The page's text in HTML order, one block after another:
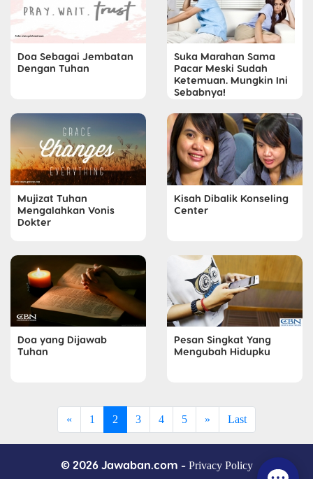
Doa Sebagai Jembatan
Dengan Tuhan
Suka Marahan Sama
Pacar Meski Sudah
Ketemuan. Mungkin Ini
Sebabnya!
Mujizat Tuhan
Mengalahkan Vonis
Dokter
Kisah Dibalik Konseling
Center
Doa yang Dijawab
Tuhan
Pesan Singkat Yang
Mengubah Hidupku
« 1 2 3 4 5 » Last
© 2026 Jawaban.com - Privacy Policy